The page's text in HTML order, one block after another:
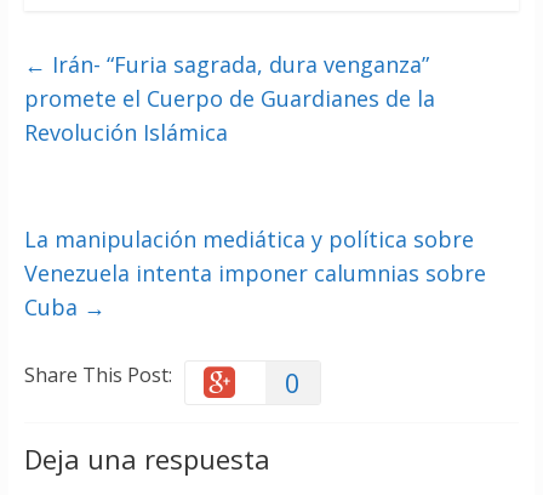
← Irán- “Furia sagrada, dura venganza”
promete el Cuerpo de Guardianes de la
Revolución Islámica
La manipulación mediática y política sobre
Venezuela intenta imponer calumnias sobre
Cuba →
Share This Post: 0
Deja una respuesta